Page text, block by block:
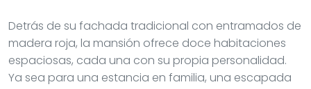
Detrás de su fachada tradicional con entramados de
madera roja, la mansión ofrece doce habitaciones
espaciosas, cada una con su propia personalidad.
Ya sea para una estancia en familia, una escapada